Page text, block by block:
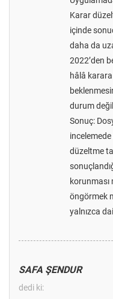
Karar
içinde
daha da
2022’den
hâlâ karara
durum
Sonuç:
düzeltme
öngörmek
yalnızca
SAFA ŞENDUR
dedi ki: